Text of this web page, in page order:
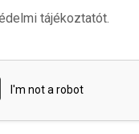
tájékoztatót.